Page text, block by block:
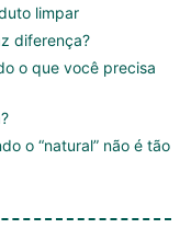
limpar
diferença?
o que você precisa
o “natural” não é tão